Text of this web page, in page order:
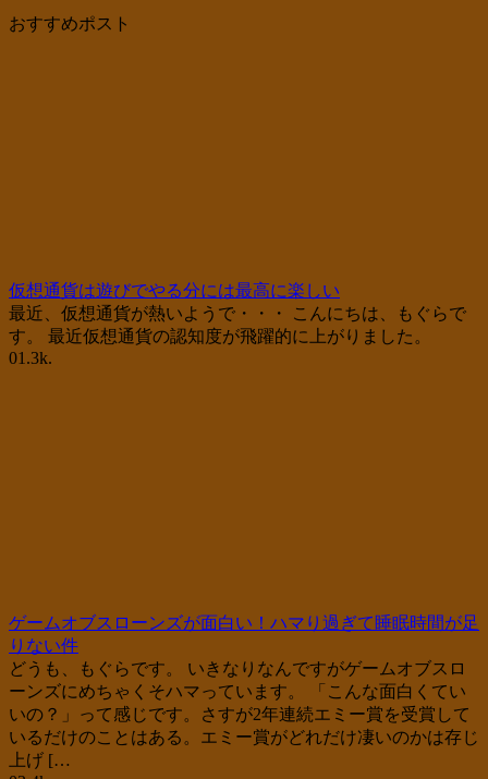
おすすめポスト
仮想通貨は遊びでやる分には最高に楽しい
最近、仮想通貨が熱いようで・・・ こんにちは、もぐらで
す。 最近仮想通貨の認知度が飛躍的に上がりました。
01.3k.
ゲームオブスローンズが面白い！ハマり過ぎて睡眠時間が足
りない件
どうも、もぐらです。 いきなりなんですがゲームオブスロ
ーンズにめちゃくそハマっています。 「こんな面白くてい
いの？」って感じです。さすが2年連続エミー賞を受賞して
いるだけのことはある。エミー賞がどれだけ凄いのかは存じ
上げ […